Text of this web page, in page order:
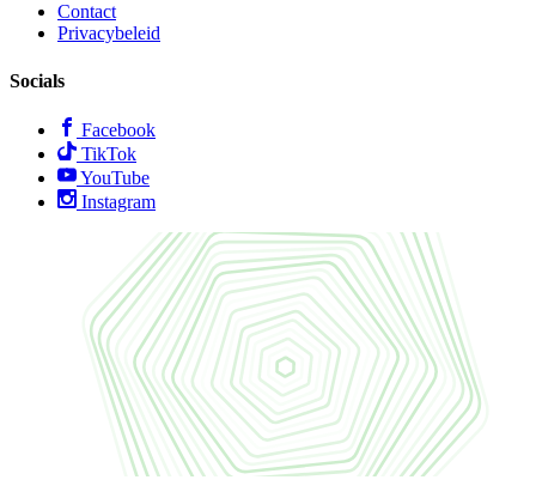
Contact
Privacybeleid
Socials
Facebook
TikTok
YouTube
Instagram